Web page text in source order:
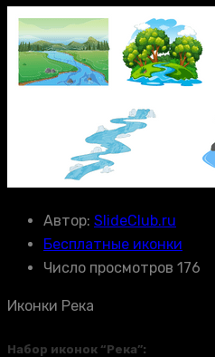
Автор: SlideClub.ru
Бесплатные иконки
Число просмотров 176
Иконки Река
Набор иконок “Река”: